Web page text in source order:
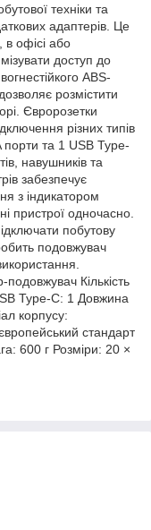
техніки та
адаптерів. Це
в офісі або
доступ до
ABS-
розмістити
Євророзетки
різних типів
та 1 USB Type-
навушників та
забезпечує
з індикатором
пристрої одночасно.
побутову
подовжувач
Кількість
Type-C: 1 Довжина
корпусу:
стандарт
600 г Розміри: 20 ×